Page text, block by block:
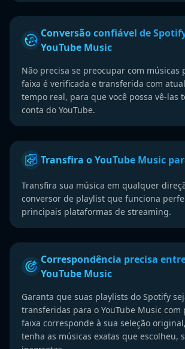
Conversão confiável de
YouTube Music
Não precisa se preocupar com músicas
faixa é verificada e transferida com
tempo real, para que você possa vê-las
conta do YouTube.
Transfira o YouTube Music
Transfira sua música em qualquer
conversor de playlist que funciona
principais plataformas de streaming.
Correspondência precisa
YouTube Music
Garanta que suas playlists do Spotify
transferidas para o YouTube Music com
faixa corresponde à sua seleção
tenha as músicas exatas que escolheu,